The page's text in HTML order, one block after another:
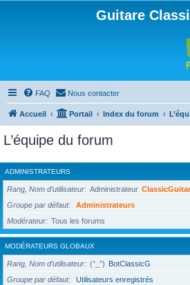
Guitare
FAQ Nous contacter
Accueil Portail Index du forum
L’équipe du forum
ADMINISTRATEURS
Rang, Nom d’utilisateur Administrateur
Groupe par défaut
Administrateurs
Modérateur
Tous les forums
MODÉRATEURS GLOBAUX
Rang, Nom d’utilisateur (°_°) BotClassicG
Groupe par défaut
Utilisateurs enregistrés